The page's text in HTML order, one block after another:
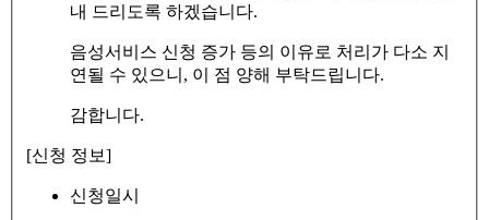
내 드리도록 하겠습니다.
음성서비스 신청 증가 등의 이유로 처리가 다소 지
연될 수 있으니, 이 점 양해 부탁드립니다.
감합니다.
[신청 정보]
신청일시